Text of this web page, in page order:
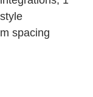
style
m spacing